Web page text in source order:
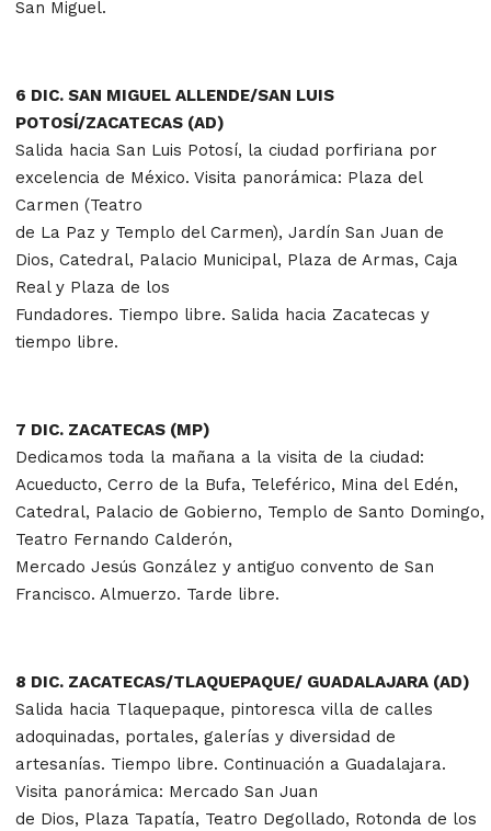
San Miguel.
6 DIC. SAN MIGUEL ALLENDE/SAN LUIS
POTOSÍ/ZACATECAS (AD)
Salida hacia San Luis Potosí, la ciudad porfiriana por
excelencia de México. Visita panorámica: Plaza del
Carmen (Teatro
de La Paz y Templo del Carmen), Jardín San Juan de
Dios, Catedral, Palacio Municipal, Plaza de Armas, Caja
Real y Plaza de los
Fundadores. Tiempo libre. Salida hacia Zacatecas y
tiempo libre.
7 DIC. ZACATECAS (MP)
Dedicamos toda la mañana a la visita de la ciudad:
Acueducto, Cerro de la Bufa, Teleférico, Mina del Edén,
Catedral, Palacio de Gobierno, Templo de Santo Domingo,
Teatro Fernando Calderón,
Mercado Jesús González y antiguo convento de San
Francisco. Almuerzo. Tarde libre.
8 DIC. ZACATECAS/TLAQUEPAQUE/ GUADALAJARA (AD)
Salida hacia Tlaquepaque, pintoresca villa de calles
adoquinadas, portales, galerías y diversidad de
artesanías. Tiempo libre. Continuación a Guadalajara.
Visita panorámica: Mercado San Juan
de Dios, Plaza Tapatía, Teatro Degollado, Rotonda de los